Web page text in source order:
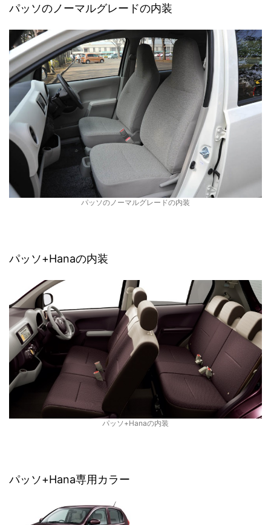
パッソのノーマルグレードの内装
パッソのノーマルグレードの内装
パッソ+Hanaの内装
パッソ+Hanaの内装
パッソ+Hana専用カラー